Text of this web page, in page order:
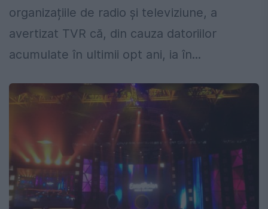
organizațiile de radio și televiziune, a
avertizat TVR că, din cauza datoriilor
acumulate în ultimii opt ani, ia în...